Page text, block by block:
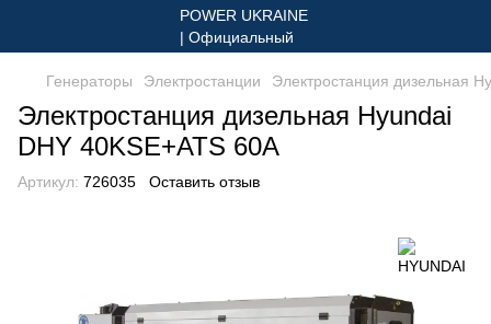
Генераторы Электростанции Электростанция дизельная
Электростанция дизельная Hyundai
DHY 40KSE+ATS 60A
Артикул: 726035 Оставить отзыв